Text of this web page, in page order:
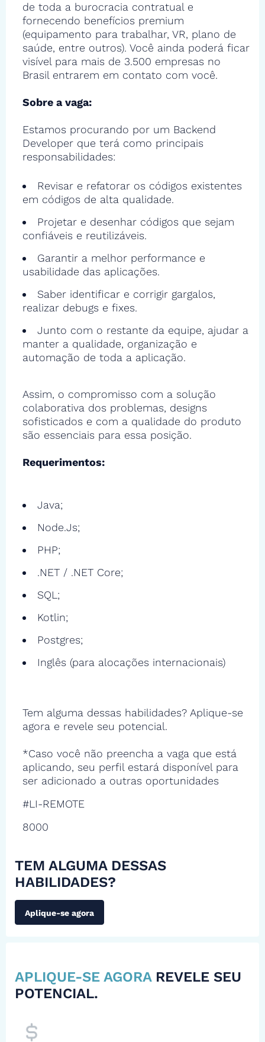
de toda a burocracia contratual e
fornecendo benefícios premium
(equipamento para trabalhar, VR, plano de
saúde, entre outros). Você ainda poderá ficar
visível para mais de 3.500 empresas no
Brasil entrarem em contato com você.
Sobre a vaga:
Estamos procurando por um Backend
Developer que terá como principais
responsabilidades:
Revisar e refatorar os códigos existentes
em códigos de alta qualidade.
Projetar e desenhar códigos que sejam
confiáveis e reutilizáveis.
Garantir a melhor performance e
usabilidade das aplicações.
Saber identificar e corrigir gargalos,
realizar debugs e fixes.
Junto com o restante da equipe, ajudar a
manter a qualidade, organização e
automação de toda a aplicação.
Assim, o compromisso com a solução
colaborativa dos problemas, designs
sofisticados e com a qualidade do produto
são essenciais para essa posição.
Requerimentos:
Java;
Node.Js;
PHP;
.NET / .NET Core;
SQL;
Kotlin;
Postgres;
Inglês (para alocações internacionais)
Tem alguma dessas habilidades? Aplique-se
agora e revele seu potencial.
*Caso você não preencha a vaga que está
aplicando, seu perfil estará disponível para
ser adicionado a outras oportunidades
#LI-REMOTE
8000
TEM ALGUMA DESSAS
HABILIDADES?
Aplique-se agora
APLIQUE-SE AGORA REVELE SEU
POTENCIAL.